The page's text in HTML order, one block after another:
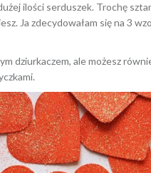
ilości serduszek. Trochę
Ja zdecydowałam się na 3
dziurkaczem, ale możesz